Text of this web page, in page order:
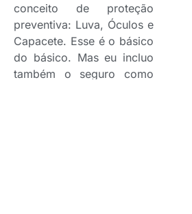
conceito de proteção
preventiva: Luva, Óculos e
Capacete. Esse é o básico
do básico. Mas eu incluo
também o seguro como